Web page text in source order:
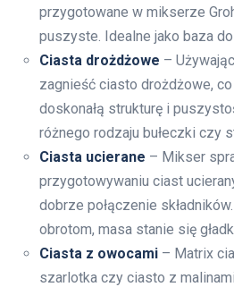
przygotowane w mikserze
puszyste. Idealne jako baza
Ciasta drożdżowe –
zagnieść ciasto drożdżowe,
doskonałą strukturę i
różnego rodzaju bułeczki czy
Ciasta ucierane – Mikser
przygotowywaniu ciast
dobrze połączenie
obrotom, masa stanie się
Ciasta z owocami – Matrix
szarlotka czy ciasto z